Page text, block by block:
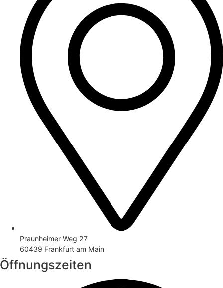
Praunheimer Weg 27
60439 Frankfurt am Main
Öffnungszeiten